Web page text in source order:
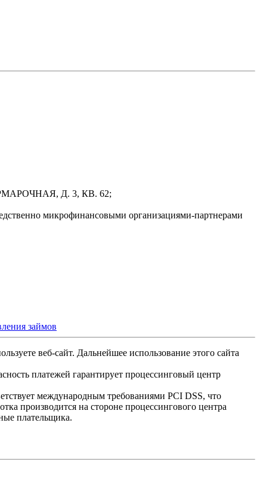
Д. 3, КВ. 62;
микрофинансовыми организациями-партнерами
займов
веб-сайт. Дальнейшее использование этого сайта
платежей гарантирует процессинговый центр
международным требованиями PCI DSS, что
производится на стороне процессингового центра
плательщика.